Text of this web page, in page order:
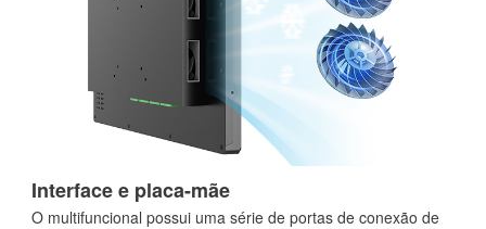
Interface e placa-mãe
O multifuncional possui uma série de portas de conexão de